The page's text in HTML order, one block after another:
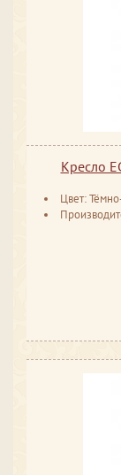
Кресло
Цвет: